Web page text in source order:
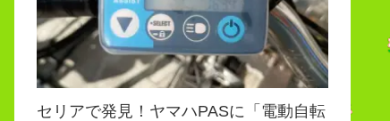
セリアで発見！ヤマハPASに「電動自転